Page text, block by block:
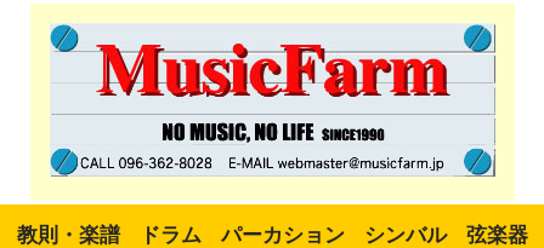
教則・楽譜 ドラム パーカション シンバル 弦楽器